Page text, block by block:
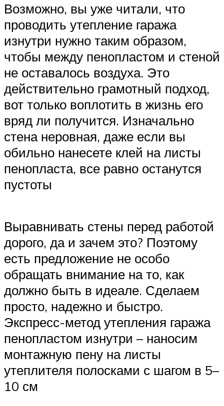
Возможно, вы уже читали, что
проводить утепление гаража
изнутри нужно таким образом,
чтобы между пенопластом и стеной
не оставалось воздуха. Это
действительно грамотный подход,
вот только воплотить в жизнь его
вряд ли получится. Изначально
стена неровная, даже если вы
обильно нанесете клей на листы
пенопласта, все равно останутся
пустоты
Выравнивать стены перед работой
дорого, да и зачем это? Поэтому
есть предложение не особо
обращать внимание на то, как
должно быть в идеале. Сделаем
просто, надежно и быстро.
Экспресс-метод утепления гаража
пенопластом изнутри – наносим
монтажную пену на листы
утеплителя полосками с шагом в 5–
10 см